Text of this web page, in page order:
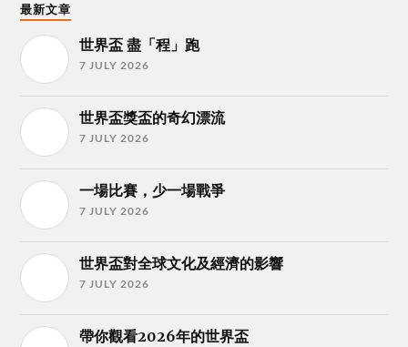
最新文章
世界盃 盡「程」跑
7 JULY 2026
世界盃獎盃的奇幻漂流
7 JULY 2026
一場比賽，少一場戰爭
7 JULY 2026
世界盃對全球文化及經濟的影響
7 JULY 2026
帶你觀看2026年的世界盃